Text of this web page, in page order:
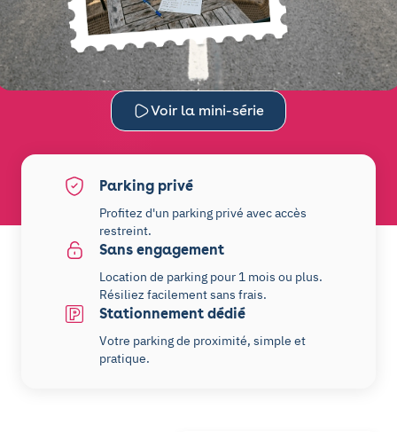
Voir la mini-série
Parking privé
Profitez d'un parking privé avec accès
restreint.
Sans engagement
Location de parking pour 1 mois ou plus.
Résiliez facilement sans frais.
Stationnement dédié
Votre parking de proximité, simple et
pratique.